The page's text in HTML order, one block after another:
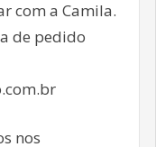
com a Camila.
de pedido
nos